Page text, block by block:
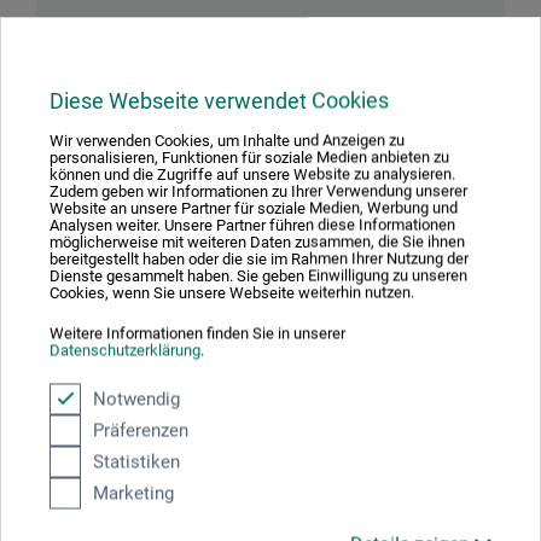
Diese Webseite verwendet Cookies
Wir verwenden Cookies, um Inhalte und Anzeigen zu
personalisieren, Funktionen für soziale Medien anbieten zu
können und die Zugriffe auf unsere Website zu analysieren.
Zudem geben wir Informationen zu Ihrer Verwendung unserer
Website an unsere Partner für soziale Medien, Werbung und
Analysen weiter. Unsere Partner führen diese Informationen
möglicherweise mit weiteren Daten zusammen, die Sie ihnen
bereitgestellt haben oder die sie im Rahmen Ihrer Nutzung der
Dienste gesammelt haben. Sie geben Einwilligung zu unseren
Cookies, wenn Sie unsere Webseite weiterhin nutzen.
Weitere Informationen finden Sie in unserer
Datenschutzerklärung.
Notwendig
Präferenzen
Statistiken
Marketing
Downloads
Hier finden Sie wichtige Dokumente und Dateien zu
diesem Produkt.
Sicherheitsdatenblatt
CH-DE_boesner_Acryl-Studio_BANx_09-2025.pdf